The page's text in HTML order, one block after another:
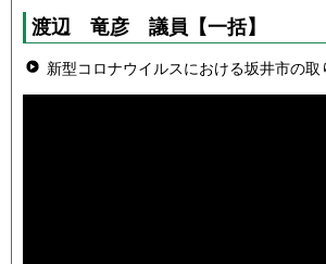
渡辺 竜彦 議員 【一括】
新型コロナウイルスにおける坂井市の取